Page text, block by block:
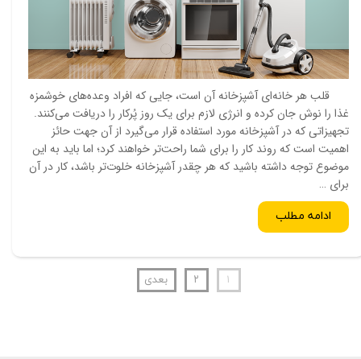
قلب هر خانه‌ای آشپزخانه آن است، جایی که افراد وعده‌های خوشمزه
غذا را نوش جان کرده و انرژی لازم برای یک روز پُرکار را دریافت می‌کنند.
تجهیزاتی که در آشپزخانه مورد استفاده قرار می‌گیرد از آن جهت حائز
اهمیت است که روند کار را برای شما راحت‌تر خواهند کرد؛ اما باید به این
موضوع توجه داشته باشید که هر چقدر آشپزخانه خلوت‌تر باشد، کار در آن
برای …
ادامه مطلب
۱ ۲ بعدی